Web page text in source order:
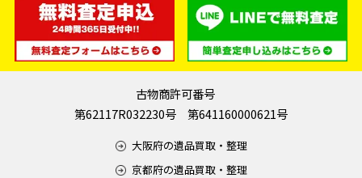
古物商許可番号
第62117R032230号 第641160000621号
大阪府の遺品買取・整理
京都府の遺品買取・整理